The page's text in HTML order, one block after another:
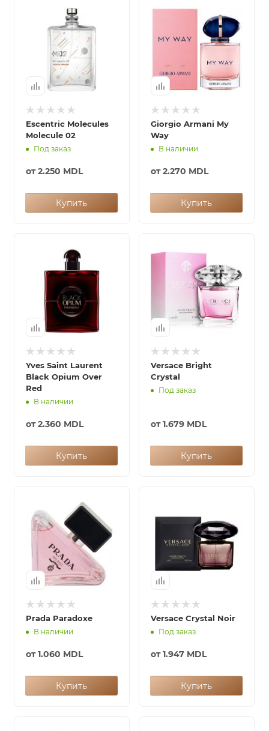
Escentric Molecules
Molecule 02
Под заказ
от2.250 MDL
Купить
Giorgio Armani My
Way
В наличии
от2.270 MDL
Купить
Yves Saint Laurent
Black Opium Over
Red
В наличии
от2.360 MDL
Купить
Versace Bright
Crystal
Под заказ
от1.679 MDL
Купить
Prada Paradoxe
В наличии
от1.060 MDL
Купить
Versace Crystal Noir
Под заказ
от1.947 MDL
Купить